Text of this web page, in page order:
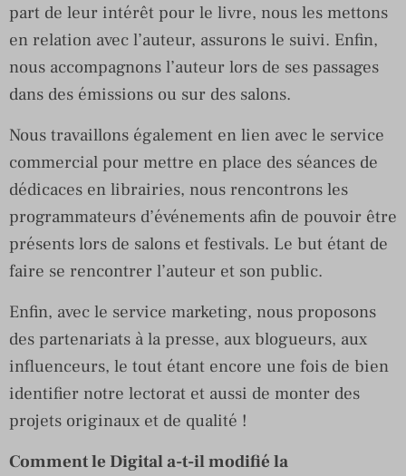
part de leur intérêt pour le livre, nous les mettons
en relation avec l’auteur, assurons le suivi. Enfin,
nous accompagnons l’auteur lors de ses passages
dans des émissions ou sur des salons.
Nous travaillons également en lien avec le service
commercial pour mettre en place des séances de
dédicaces en librairies, nous rencontrons les
programmateurs d’événements afin de pouvoir être
présents lors de salons et festivals. Le but étant de
faire se rencontrer l’auteur et son public.
Enfin, avec le service marketing, nous proposons
des partenariats à la presse, aux blogueurs, aux
influenceurs, le tout étant encore une fois de bien
identifier notre lectorat et aussi de monter des
projets originaux et de qualité !
Comment le Digital a-t-il modifié la